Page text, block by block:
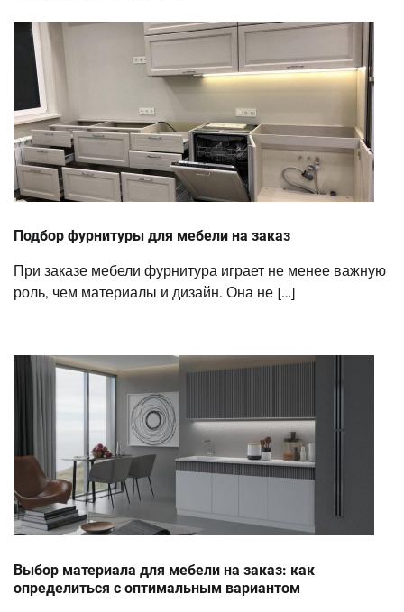
Подбор фурнитуры для мебели на заказ
При заказе мебели фурнитура играет не менее важную
роль, чем материалы и дизайн. Она не […]
Выбор материала для мебели на заказ: как
определиться с оптимальным вариантом